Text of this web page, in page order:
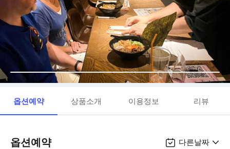
옵션예약 상품소개 이용정보 리뷰
옵션예약 다른날짜